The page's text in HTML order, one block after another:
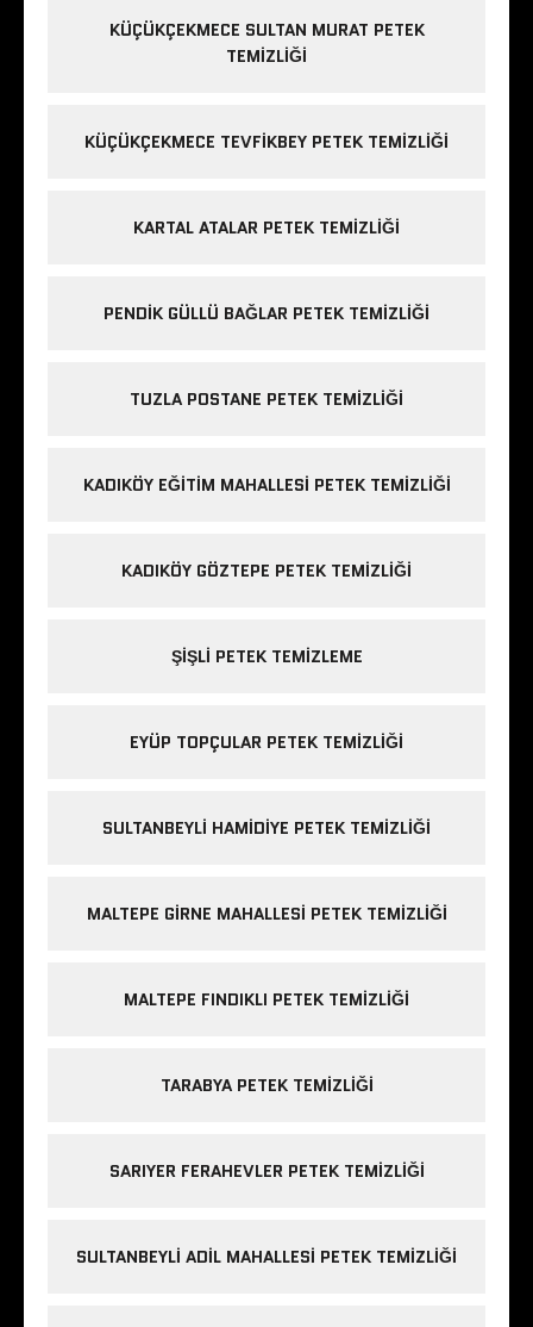
KÜÇÜKÇEKMECE SULTAN MURAT PETEK
TEMIZLIĞI
KÜÇÜKÇEKMECE TEVFIKBEY PETEK TEMIZLIĞI
KARTAL ATALAR PETEK TEMIZLIĞI
PENDIK GÜLLÜ BAĞLAR PETEK TEMIZLIĞI
TUZLA POSTANE PETEK TEMIZLIĞI
KADIKÖY EĞITIM MAHALLESI PETEK TEMIZLIĞI
KADIKÖY GÖZTEPE PETEK TEMIZLIĞI
ŞIŞLI PETEK TEMIZLEME
EYÜP TOPÇULAR PETEK TEMIZLIĞI
SULTANBEYLI HAMIDIYE PETEK TEMIZLIĞI
MALTEPE GIRNE MAHALLESI PETEK TEMIZLIĞI
MALTEPE FINDIKLI PETEK TEMIZLIĞI
TARABYA PETEK TEMIZLIĞI
SARIYER FERAHEVLER PETEK TEMIZLIĞI
SULTANBEYLI ADIL MAHALLESI PETEK TEMIZLIĞI